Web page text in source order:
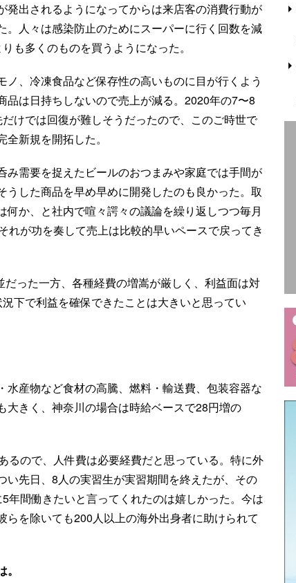
発出されるようになってからは来店客の消費行動が
。人々は感染防止のためにスーパーに行く回数を減
も多くのものを買うようになった。
、冷凍食品など保存性の高いものに目が行くよう
品は日持ちしないので売上が減る。2020年の7〜8
けでは回復が難しそうだったので、このご時世で
新規を開拓した。
み需要を捉えたビールのおつまみや家庭では手間が
した商品を早め早めに開発したのも良かった。取
か、と社内で喧々諤々の議論を繰り返しつつ毎月
れが功を奏して売上は比較的早いペースで戻ってき
った一方、各種経費の増嵩が厳しく、利益面は対
下で利益を確保できたことは大きいと思ってい
産物など食材の高騰、燃料・輸送費、包装容器な
大きく、神奈川の場合は時給ベースで28円増の
るので、人件費は必要経費だと思っている。特に外
い先日、8人の実習生が実習期間を終えたが、その
年間働きたいと言ってくれたのは嬉しかった。今は
を除いても200人以上の海外出身者に助けられて